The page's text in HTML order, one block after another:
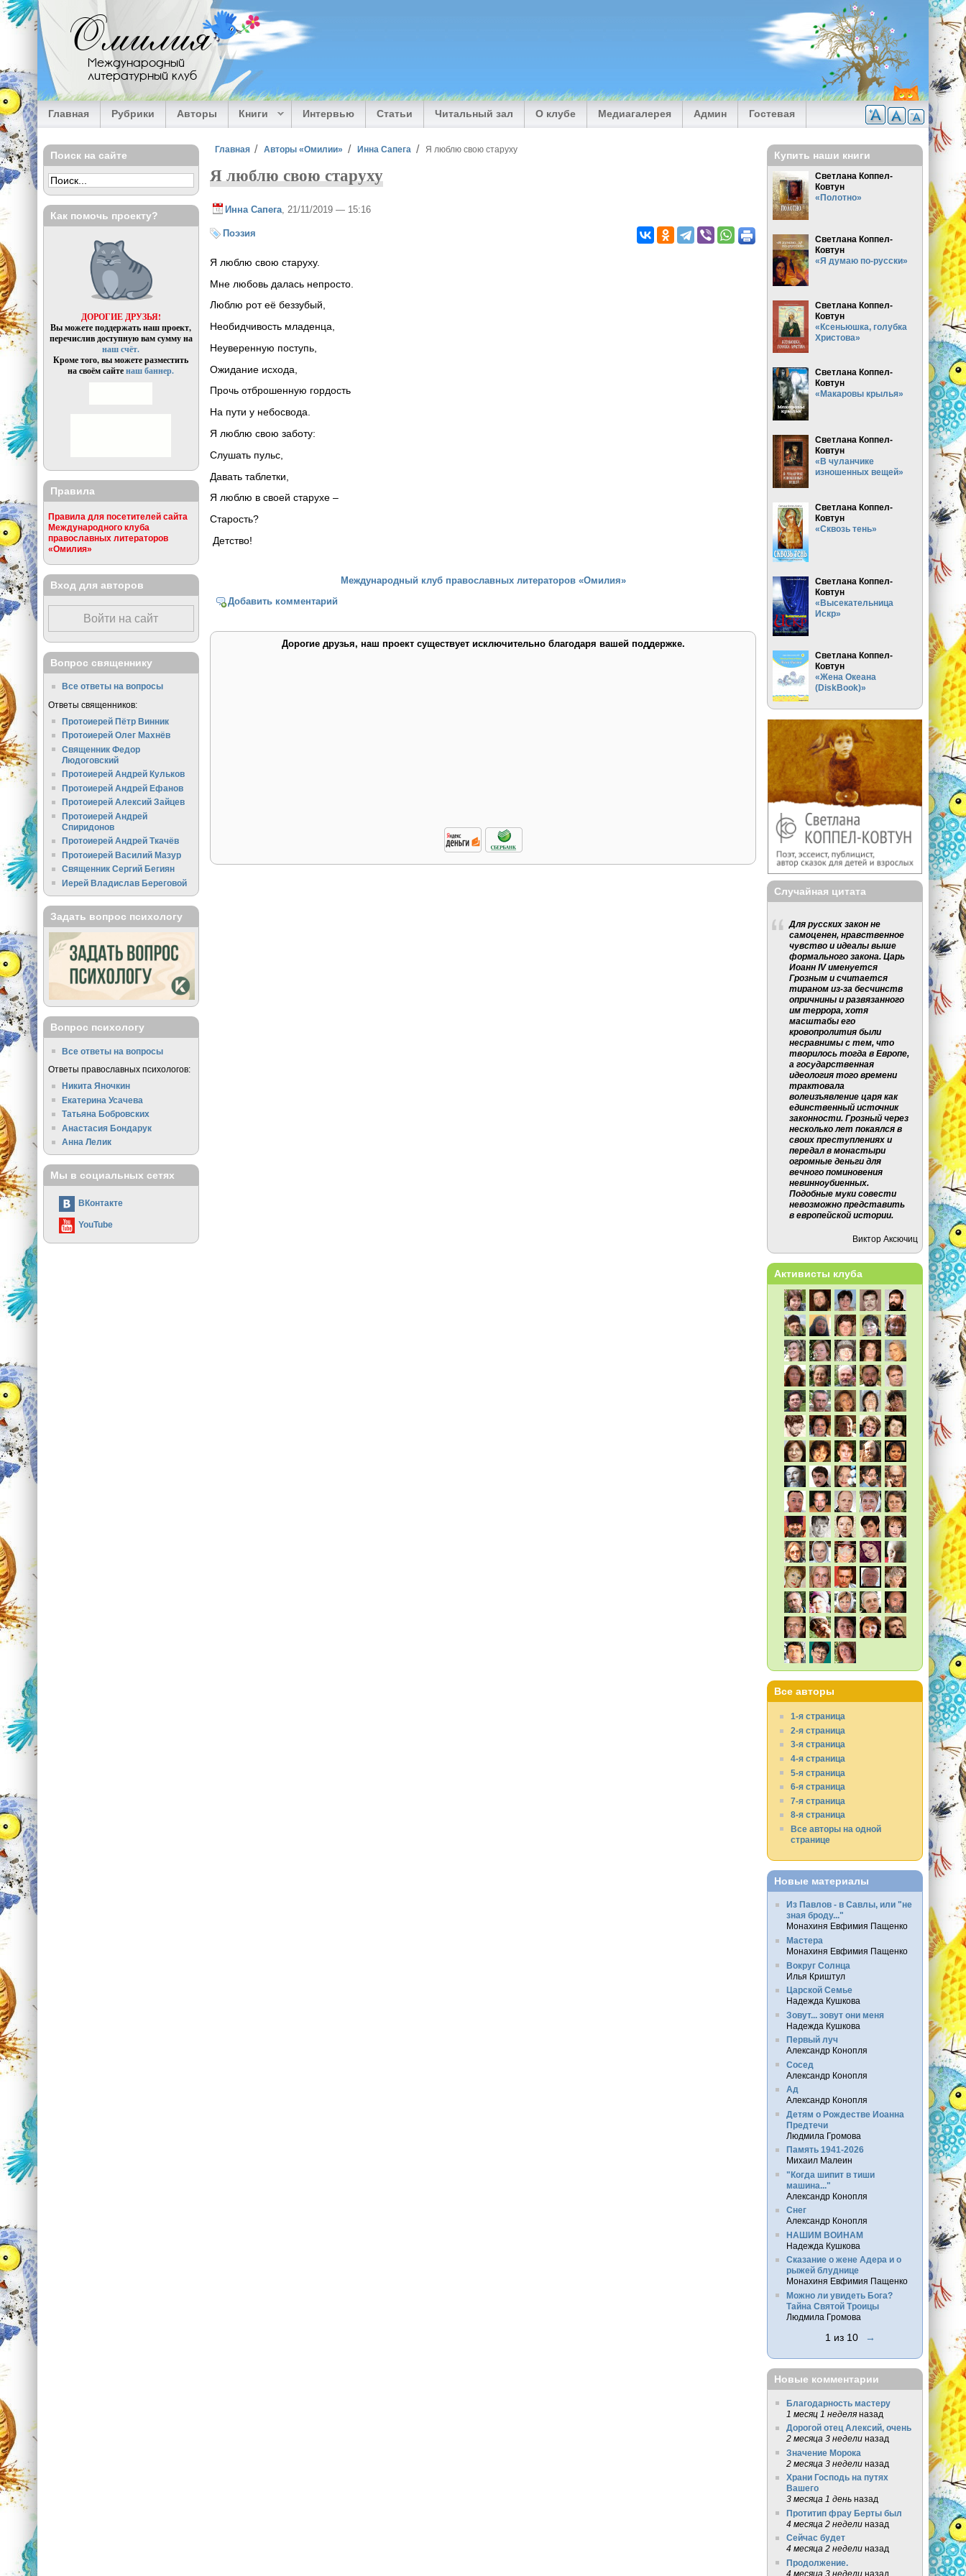
Перейти к основному содержанию
Омилия
Международный
литературный клуб
Главная Рубрики Авторы Книги Интервью Статьи Читальный зал О клубе Медиагалерея Админ Гостевая
Вы здесь
Главная Авторы «Омилии» Инна Сапега Я люблю свою старуху
Я люблю свою старуху
Инна Сапега , 21/11/2019 — 15:16
Поэзия
Я люблю свою старуху.
Мне любовь далась непросто.
Люблю рот её беззубый,
Необидчивость младенца,
Неуверенную поступь,
Ожидание исхода,
Прочь отброшенную гордость
На пути у небосвода.
Я люблю свою заботу:
Слушать пульс,
Давать таблетки,
Я люблю в своей старухе –
Старость?
Детство!
Международный клуб православных литераторов «Омилия»
Добавить комментарий
Дорогие друзья, наш проект существует исключительно благодаря вашей поддержке.
Поиск на сайте
Как помочь проекту?
ДОРОГИЕ ДРУЗЬЯ!
Вы можете поддержать наш проект,
перечислив доступную вам сумму на
наш счёт.
Кроме того, вы можете разместить
на своём сайтенаш баннер.
Правила
Правила для посетителей сайта
Международного клуба
православных литераторов
«Омилия»
Вход для авторов
Войти на сайт
Вопрос священнику
Все ответы на вопросы
Ответы священников:
Протоиерей Пётр Винник
Протоиерей Олег Махнёв
Священник Федор
Людоговский
Протоиерей Андрей Кульков
Протоиерей Андрей Ефанов
Протоиерей Алексий Зайцев
Протоиерей Андрей
Спиридонов
Протоиерей Андрей Ткачёв
Протоиерей Василий Мазур
Священник Сергий Бегиян
Иерей Владислав Береговой
Задать вопрос психологу
Вопрос психологу
Все ответы на вопросы
Ответы православных психологов:
Никита Яночкин
Екатерина Усачева
Татьяна Бобровских
Анастасия Бондарук
Анна Лелик
Мы в социальных сетях
ВКонтакте
YouTube
Купить наши книги
Светлана Коппел-
Ковтун
«Полотно»
Светлана Коппел-
Ковтун
«Я думаю по-русски»
Светлана Коппел-
Ковтун
«Ксеньюшка, голубка
Христова»
Светлана Коппел-
Ковтун
«Макаровы крылья»
Светлана Коппел-
Ковтун
«В чуланчике
изношенных вещей»
Светлана Коппел-
Ковтун
«Сквозь тень»
Светлана Коппел-
Ковтун
«Высекательница
Искр»
Светлана Коппел-
Ковтун
«Жена Океана
(DiskBook)»
Случайная цитата
Для русских закон не
самоценен, нравственное
чувство и идеалы выше
формального закона. Царь
Иоанн IV именуется
Грозным и считается
тираном из-за бесчинств
опричнины и развязанного
им террора, хотя
масштабы его
кровопролития были
несравнимы с тем, что
творилось тогда в Европе,
а государственная
идеология того времени
трактовала
волеизъявление царя как
единственный источник
законности. Грозный через
несколько лет покаялся в
своих преступлениях и
передал в монастыри
огромные деньги для
вечного поминовения
невинноубиенных.
Подобные муки совести
невозможно представить
в европейской истории.
Виктор Аксючиц
Активисты клуба
Все авторы
1-я страница
2-я страница
3-я страница
4-я страница
5-я страница
6-я страница
7-я страница
8-я страница
Все авторы на одной
странице
Новые материалы
Из Павлов - в Савлы, или "не
зная броду..."
Монахиня Евфимия Пащенко
Мастера
Монахиня Евфимия Пащенко
Вокруг Солнца
Илья Криштул
Царской Семье
Надежда Кушкова
Зовут... зовут они меня
Надежда Кушкова
Первый луч
Александр Конопля
Сосед
Александр Конопля
Ад
Александр Конопля
Детям о Рождестве Иоанна
Предтечи
Людмила Громова
Память 1941-2026
Михаил Малеин
"Когда шипит в тиши
машина..."
Александр Конопля
Снег
Александр Конопля
НАШИМ ВОИНАМ
Надежда Кушкова
Сказание о жене Адера и о
рыжей блуднице
Монахиня Евфимия Пащенко
Можно ли увидеть Бога?
Тайна Святой Троицы
Людмила Громова
1 из 10 →
Новые комментарии
Благодарность мастеру
1 месяц 1 неделяназад
Дорогой отец Алексий, очень
2 месяца 3 неделиназад
Значение Морока
2 месяца 3 неделиназад
Храни Господь на путях
Вашего
3 месяца 1 деньназад
Протитип фрау Берты был
4 месяца 2 неделиназад
Сейчас будет
4 месяца 2 неделиназад
Продолжение.
4 месяца 3 неделиназад